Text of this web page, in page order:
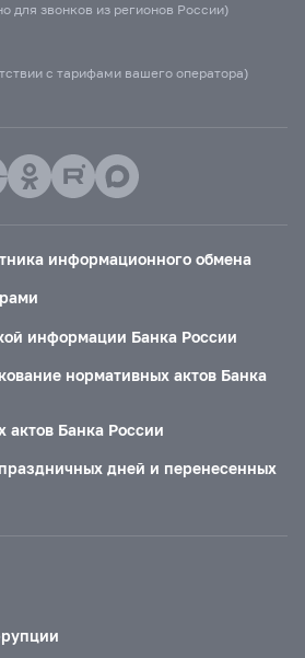
для звонков из регионов России)
с тарифами вашего оператора)
информационного обмена
информации Банка России
нормативных актов Банка
актов Банка России
дней и перенесенных